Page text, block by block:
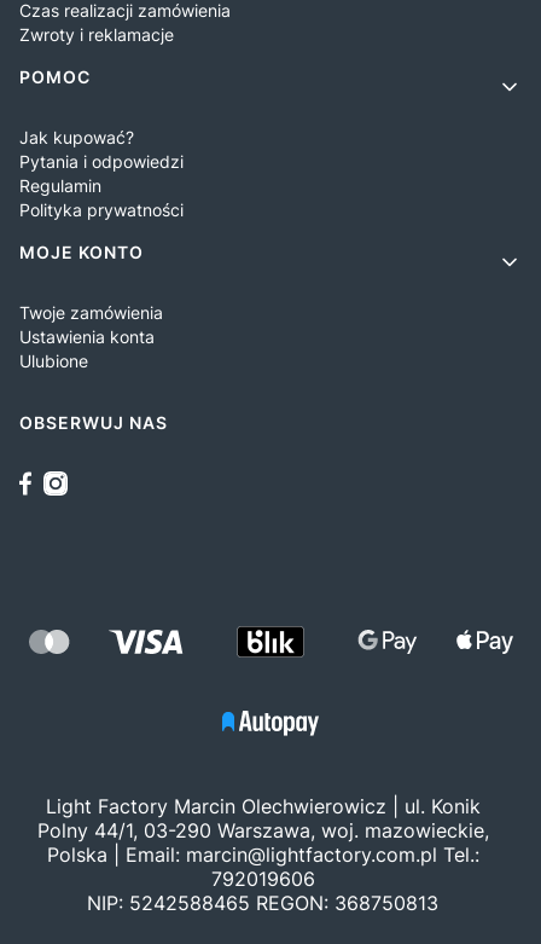
Czas realizacji zamówienia
Zwroty i reklamacje
POMOC
Jak kupować?
Pytania i odpowiedzi
Regulamin
Polityka prywatności
MOJE KONTO
Twoje zamówienia
Ustawienia konta
Ulubione
OBSERWUJ NAS
Light Factory Marcin Olechwierowicz | ul. Konik
Polny 44/1, 03-290 Warszawa, woj. mazowieckie,
Polska | Email: marcin@lightfactory.com.pl Tel.:
792019606
NIP: 5242588465 REGON: 368750813